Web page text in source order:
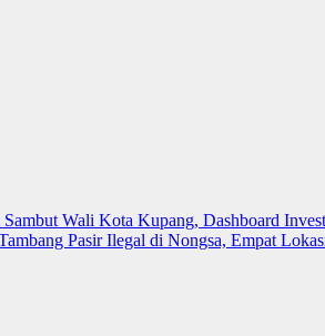
Wali Kota Kupang, Dashboard
Pasir Ilegal di Nongsa, Empat